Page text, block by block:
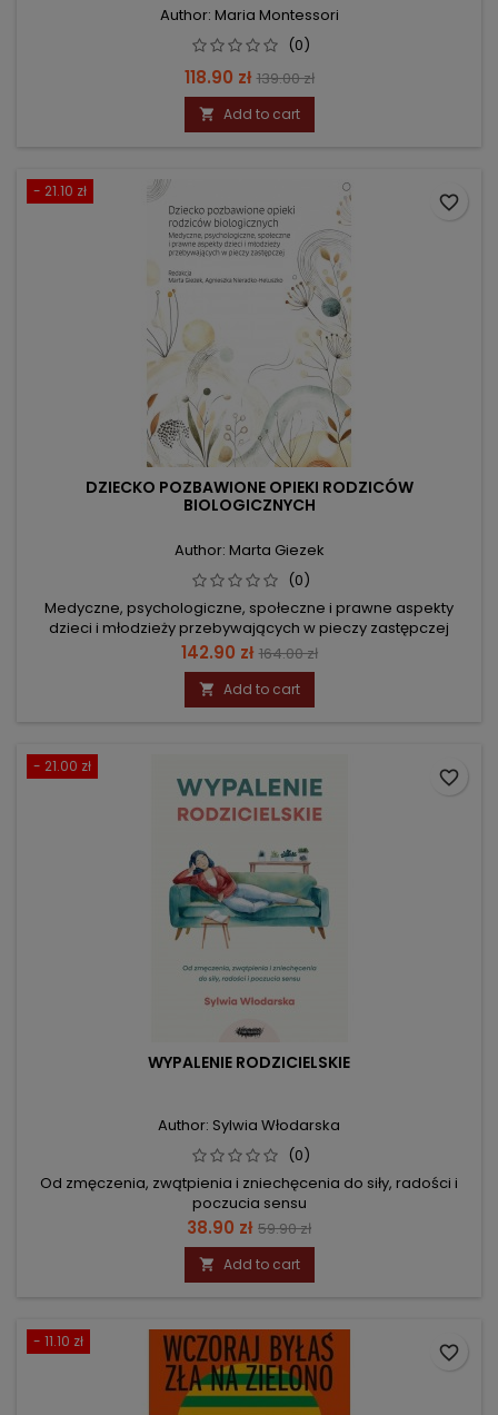
Author: Maria Montessori
(0)
Price
118.90 zł Regular
price
139.00 zł
 Add to cart
- 21.10 zł
DZIECKO POZBAWIONE OPIEKI RODZICÓW
BIOLOGICZNYCH
Author: Marta Giezek
(0)
Medyczne, psychologiczne, społeczne i prawne aspekty
dzieci i młodzieży przebywających w pieczy zastępczej
Price
142.90 zł Regular
price
164.00 zł
 Add to cart
favorite_border
- 21.00 zł
WYPALENIE RODZICIELSKIE
Author: Sylwia Włodarska
(0)
Od zmęczenia, zwątpienia i zniechęcenia do siły, radości i
poczucia sensu
Price
38.90 zł Regular
price
59.90 zł
 Add to cart
favorite_border
- 11.10 zł
favorite_border